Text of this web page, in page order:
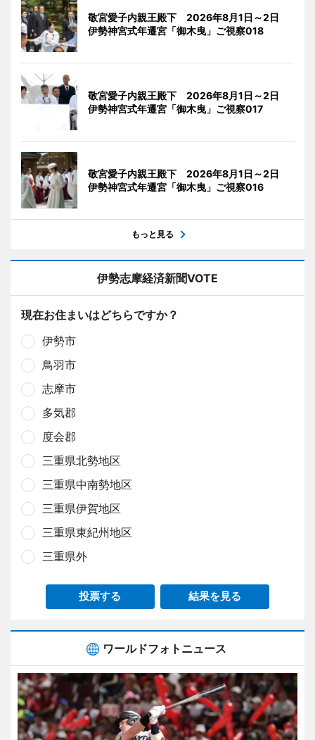
敬宮愛子内親王殿下 2026年8月1日～2日
伊勢神宮式年遷宮「御木曳」ご視察018
敬宮愛子内親王殿下 2026年8月1日～2日
伊勢神宮式年遷宮「御木曳」ご視察017
敬宮愛子内親王殿下 2026年8月1日～2日
伊勢神宮式年遷宮「御木曳」ご視察016
もっと見る
伊勢志摩経済新聞VOTE
現在お住まいはどちらですか？
伊勢市
鳥羽市
志摩市
多気郡
度会郡
三重県北勢地区
三重県中南勢地区
三重県伊賀地区
三重県東紀州地区
三重県外
投票する 結果を見る
ワールドフォトニュース